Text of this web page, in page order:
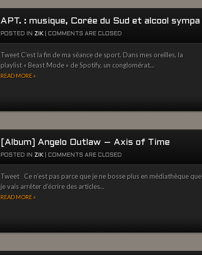
APT. : musique, Corée du Sud et alcool sympa
POSTED IN ZIK COMMENTS ARE CLOSED
Tweet C’est la fin de ma séance de sport. Dans mes oreilles, la
playlist « Beast Mode » de Spotify, un conglomérat...
READ MORE »
[Album] Angelo Outlaw – Axis of Time
POSTED IN ZIK COMMENTS ARE CLOSED
Tweet Ce n’est pas parce que je ne bosse plus en médiathèque que
je vais arrêter d’écrire des articles...
READ MORE »